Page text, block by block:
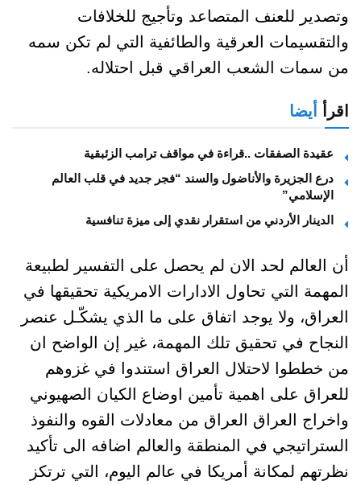
وتصدير للعنف المتصاعد وتأجيج للخلافات
والتقسيمات العرقية والطائفية التي لم تكن سمه
من سمات الشعب العراقي قبل احتلاله.
اقرأ أيضا
عقيدة الصفقات ..قراءة في مواقف ترامب الزئبقية
درع الجزيرة والأناضول والسند “فجر جديد في قلب العالم
الإسلامي”
الدينار الأردني من استقرار نقدي إلى ميزة تنافسية
أن العالم لحد الان لم يحصل على التفسير لطبيعة
المهمة التي تحاول الادارات الامريكية تحقيقها في
العراق، ولا يوجد اتفاق على ما الذي يشكّـل عنصر
النجاح في تحقيق تلك المهمة، غير إن الواضح ان
من خططوا لاحتلال العراق استندوا في غزوهم
للعراق على اهمية تأمين اوضاع الكيان الصهيوني
واخراج العراق العراق من معادلات القوه والنفوذ
الستراتيجي في المنطقة والعالم اضافه الى تأكيد
نظرتهم لمكانة أمريكا في عالم اليوم، التي ترتكز